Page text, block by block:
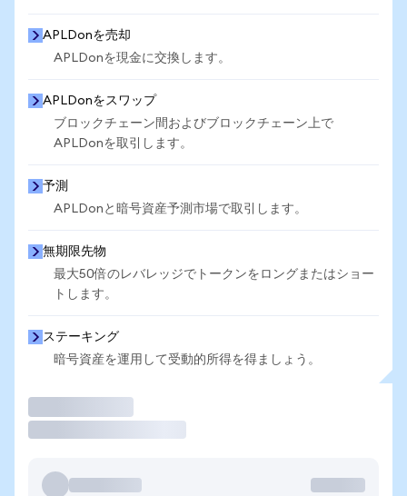
APLDonを売却
APLDonを現金に交換します。
APLDonをスワップ
ブロックチェーン間およびブロックチェーン上で
APLDonを取引します。
予測
APLDonと暗号資産予測市場で取引します。
無期限先物
最大50倍のレバレッジでトークンをロングまたはショー
トします。
ステーキング
暗号資産を運用して受動的所得を得ましょう。